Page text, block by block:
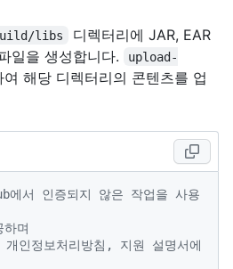
libs
디렉터리에 JAR, EAR
일을 생성합니다.
upload-
해당 디렉터리의 콘텐츠를 업
에서 인증되지 않은 작업을 사용
며
인정보처리방침, 지원 설명서에